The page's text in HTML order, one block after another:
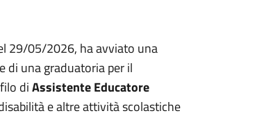
29/05/2026, ha avviato una
di una graduatoria per il
diAssistente Educatore
e altre attività scolastiche